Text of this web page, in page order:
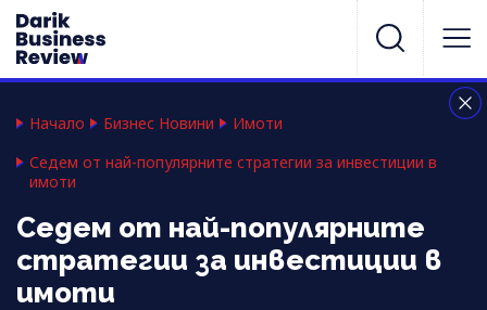
Начало Бизнес Новини
Имоти
Седем от най-популярните стратегии за инвестиции в
имоти
Седем от най-популярните
стратегии за инвестиции в
имоти